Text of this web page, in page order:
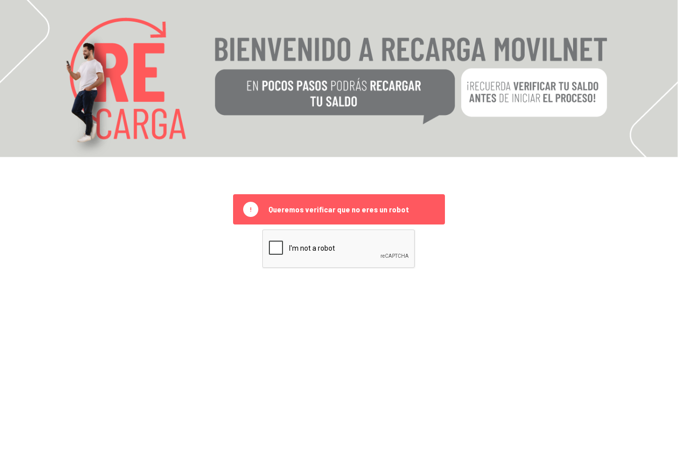
! Queremos verificar que no eres un robot